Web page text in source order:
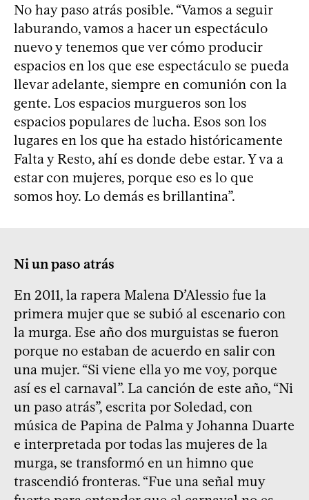
No hay paso atrás posible. “Vamos a seguir
laburando, vamos a hacer un espectáculo
nuevo y tenemos que ver cómo producir
espacios en los que ese espectáculo se pueda
llevar adelante, siempre en comunión con la
gente. Los espacios murgueros son los
espacios populares de lucha. Esos son los
lugares en los que ha estado históricamente
Falta y Resto, ahí es donde debe estar. Y va a
estar con mujeres, porque eso es lo que
somos hoy. Lo demás es brillantina”.
Ni un paso atrás
En 2011, la rapera Malena D’Alessio fue la
primera mujer que se subió al escenario con
la murga. Ese año dos murguistas se fueron
porque no estaban de acuerdo en salir con
una mujer. “Si viene ella yo me voy, porque
así es el carnaval”. La canción de este año, “Ni
un paso atrás”, escrita por Soledad, con
música de Papina de Palma y Johanna Duarte
e interpretada por todas las mujeres de la
murga, se transformó en un himno que
trascendió fronteras. “Fue una señal muy